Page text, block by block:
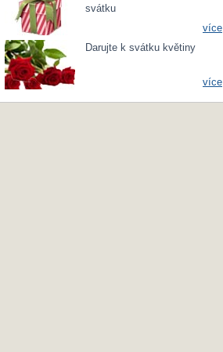
svátku
více
Darujte k svátku květiny
více